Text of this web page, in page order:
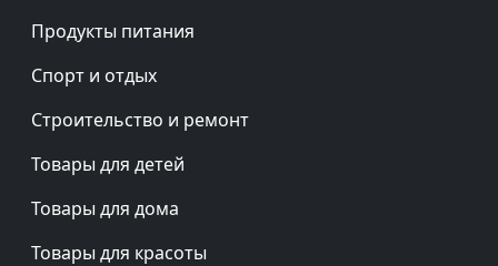
Продукты питания
Спорт и отдых
Строительство и ремонт
Товары для детей
Товары для дома
Товары для красоты